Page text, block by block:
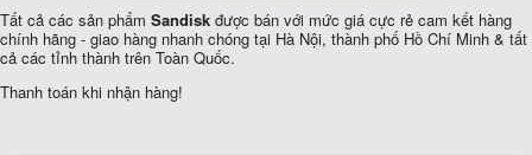
Tất cả các sản phẩm Sandisk được bán với mức giá cực rẻ cam kết hàng
chính hãng - giao hàng nhanh chóng tại Hà Nội, thành phố Hồ Chí Minh & tất
cả các tỉnh thành trên Toàn Quốc.
Thanh toán khi nhận hàng!